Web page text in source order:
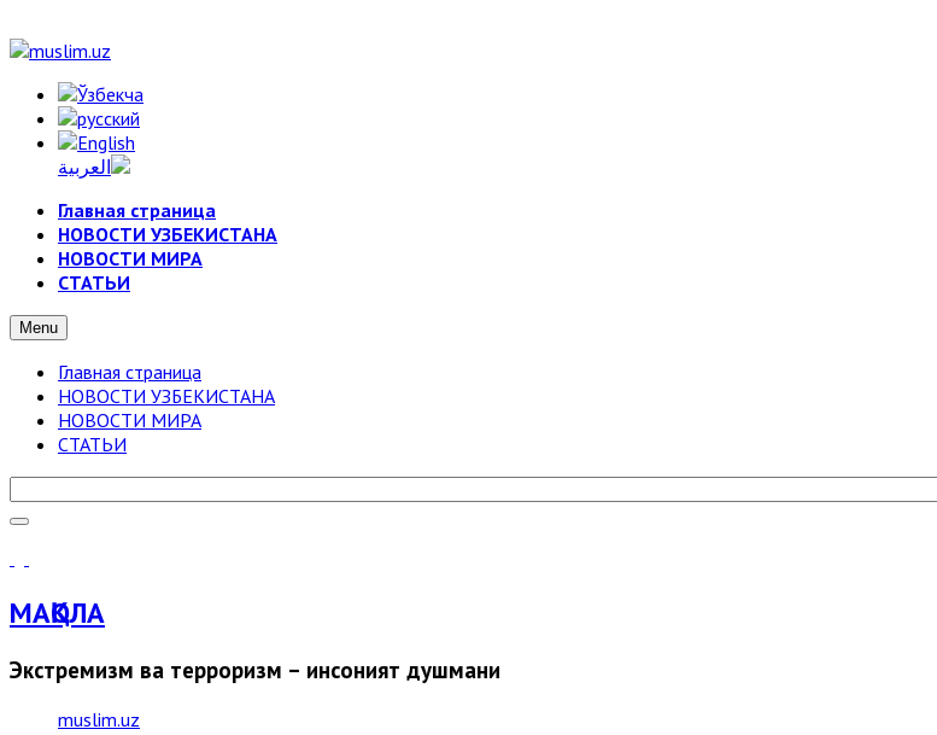
Главная страница
НОВОСТИ УЗБЕКИСТАНА
НОВОСТИ МИРА
СТАТЬИ
Menu
Главная страница
НОВОСТИ УЗБЕКИСТАНА
НОВОСТИ МИРА
СТАТЬИ
МАҚОЛА
Экстремизм ва терроризм – инсоният душмани
muslim.uz